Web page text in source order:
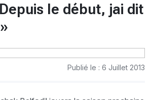
le début, jai dit
Publié le : 6 Juillet 2013